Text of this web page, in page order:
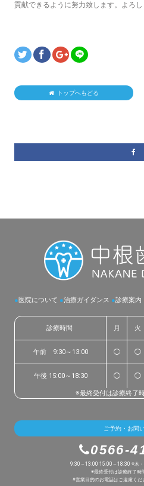
貢献できるように努力致します。よろし
トップへもどる
● 医院について ●治療ガイダンス ●診療案内
診療時間 月 火
午前 9:30～13:00 ◯ ◯
午後 15:00～18:30 ◯ ◯
※最終受付は診療終了
ご予約・お問
0566-
9:30～13:00 15:00～18:30 ※木・
※最終受付は診療終了時
※営業目的のお電話はご遠慮くだ